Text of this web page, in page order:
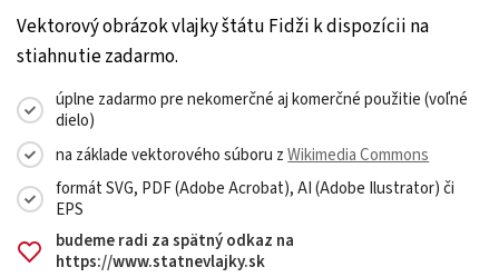
Vektorový obrázok vlajky štátu Fidži k dispozícii na
stiahnutie zadarmo.
úplne zadarmo pre nekomerčné aj komerčné použitie (voľné
dielo)
na základe vektorového súboru zWikimedia Commons
formát SVG, PDF (Adobe Acrobat), AI (Adobe Ilustrator) či
EPS
budeme radi za spätný odkaz na
https://www.statnevlajky.sk